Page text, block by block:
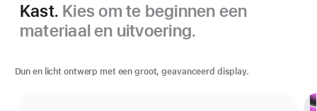
Kast. Kies om te beginnen een
materiaal en uitvoering.
Dun en licht ontwerp met een groot, geavanceerd display.